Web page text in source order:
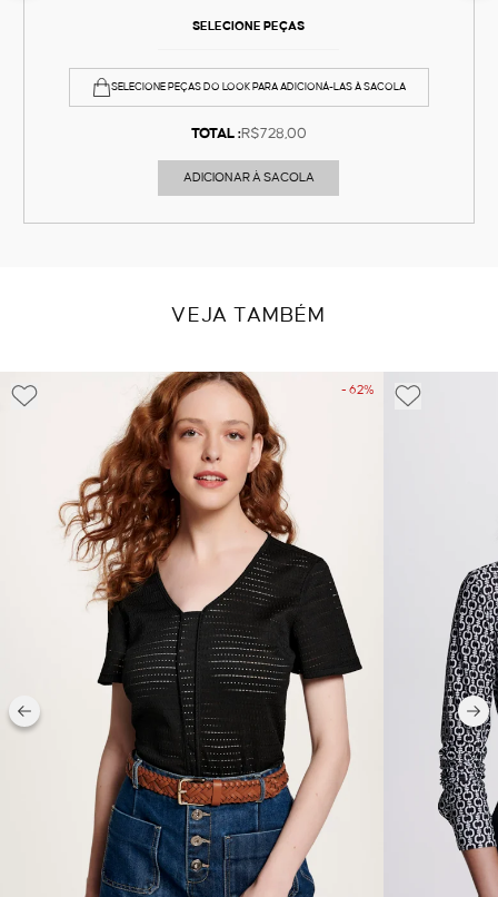
SELECIONE PEÇAS
SELECIONE PEÇAS DO LOOK PARA ADICIONÁ-LAS À SACOLA
TOTAL :R$728,00
ADICIONAR À SACOLA
VEJA TAMBÉM
- 62%